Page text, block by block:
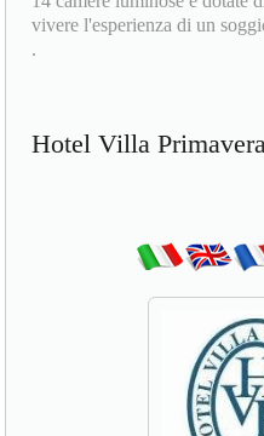
vivere l'esperienza di un
.
Hotel Villa